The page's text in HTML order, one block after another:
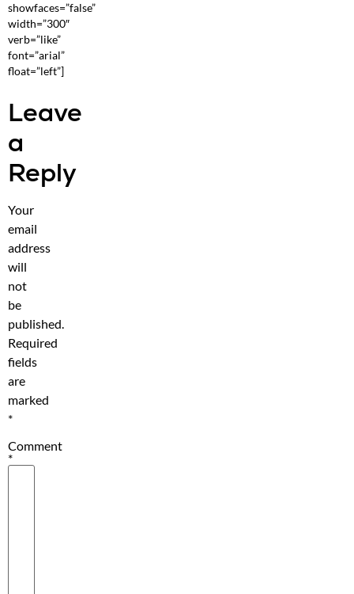
showfaces=”false”
width=”300″
verb=”like”
font=”arial”
float=”left”]
Leave
a
Reply
Your
email
address
will
not
be
published.
Required
fields
are
marked
*
Comment
*